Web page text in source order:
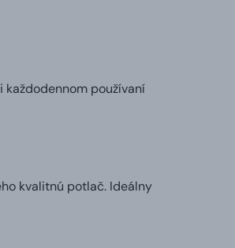
používaní
kvalitnú potlač. Ideálny